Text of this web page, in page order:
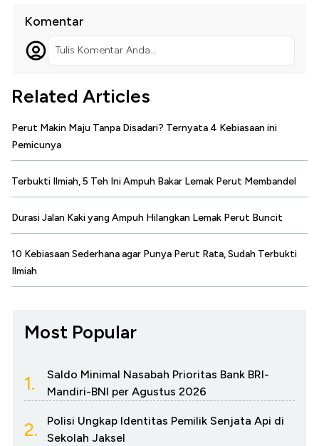
Komentar
Tulis Komentar Anda...
Related Articles
Perut Makin Maju Tanpa Disadari? Ternyata 4 Kebiasaan ini
Pemicunya
Terbukti Ilmiah, 5 Teh Ini Ampuh Bakar Lemak Perut Membandel
Durasi Jalan Kaki yang Ampuh Hilangkan Lemak Perut Buncit
10 Kebiasaan Sederhana agar Punya Perut Rata, Sudah Terbukti
Ilmiah
Most Popular
1.
Saldo Minimal Nasabah Prioritas Bank BRI-
Mandiri-BNI per Agustus 2026
2.
Polisi Ungkap Identitas Pemilik Senjata Api di
Sekolah Jaksel